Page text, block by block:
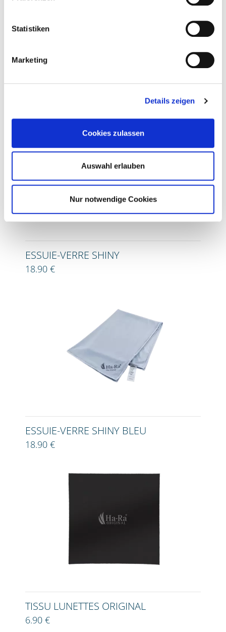
Statistiken
Marketing
Details zeigen
Cookies zulassen
Auswahl erlauben
Nur notwendige Cookies
ESSUIE-VERRE SHINY
18.90 €
ESSUIE-VERRE SHINY BLEU
18.90 €
TISSU LUNETTES ORIGINAL
6.90 €